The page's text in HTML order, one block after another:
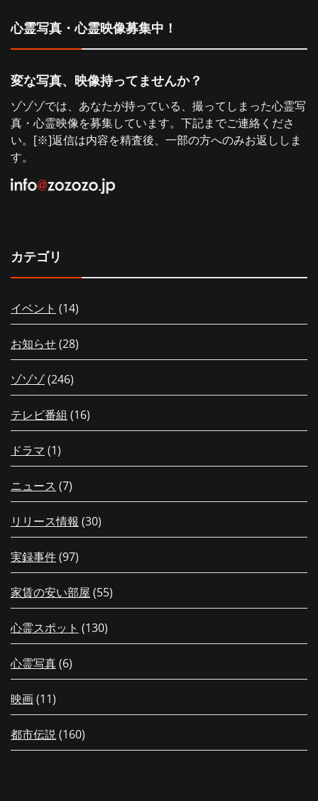
心霊写真・心霊映像募集中！
変な写真、映像持ってませんか？
ゾゾゾでは、あなたが持っている、撮ってしまった心霊写
真・心霊映像を募集しています。下記までご連絡くださ
い。[※]返信は内容を精査後、一部の方へのみお返ししま
す。
カテゴリ
イベント (14)
お知らせ(28)
ゾゾゾ(246)
テレビ番組 (16)
ドラマ (1)
ニュース (7)
リリース情報 (30)
実録事件(97)
家賃の安い部屋 (55)
心霊スポット (130)
心霊写真(6)
映画(11)
都市伝説(160)